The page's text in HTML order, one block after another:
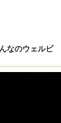
なのウェルビ